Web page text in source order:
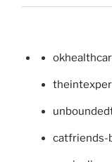
catfriends-